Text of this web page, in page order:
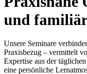
und
Unsere Seminare
Praxisbezug – vermittelt
Expertise aus der
eine persönliche